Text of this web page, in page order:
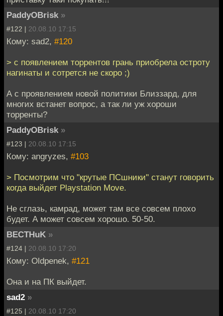
PaddyOBrisk »
#122 | 20.08.10 17:15
Кому: sad2, #120
> с появлением торрентов грань приобрела остроту
нагинаты и сотрется не скоро ;)
А с проявлением новой политики Близзард, для
многих встанет вопрос, а так ли уж хороши
торренты?
PaddyOBrisk »
#123 | 20.08.10 17:15
Кому: angryzes, #103
> Посмотрим что "крутые ПСшники" станут говорить
когда выйдет Playstation Move.
Не сглазь, камрад, может там все совсем плохо
будет. А может совсем хорошо. 50-50.
BECTHuK »
#124 | 20.08.10 17:20
Кому: Oldpenek, #121
Она и на ПК выйдет.
sad2 »
#125 | 20.08.10 17:20